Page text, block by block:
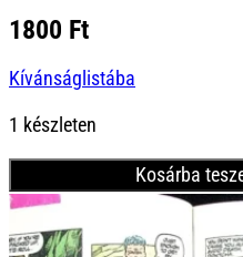
1800 Ft
Kívánságlistába
1 készleten
Kosárba